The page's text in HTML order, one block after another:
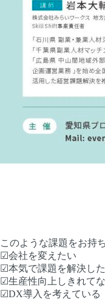
このような課題をお持
☑会社を変えたい
☑本気で課題を解決し
☑生産性向上しきれて
☑DX導入を考えている